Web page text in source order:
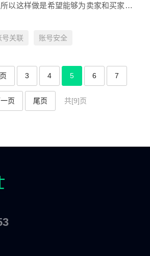
以这样做是希望能够为卖家和买家创
台，试想，如果在亚马逊搜索一个关
号关联 账号安全
3 4 5 6 7
页 尾页 共[9]页